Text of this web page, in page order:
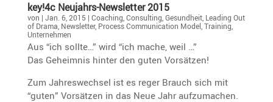
key!4c Neujahrs-Newsletter 2015
von | Jan. 6, 2015 | Coaching Consulting Gesundheit, Leading Out
of Drama Newsletter, Process Communication Model Training
Unternehmen
Aus “ich sollte…” wird “ich mache, weil …”
Das Geheimnis hinter den guten Vorsätzen!
Zum Jahres­wechsel ist es reger Brauch sich mit
“guten” Vorsätzen in das Neue Jahr aufzu­ma­chen.